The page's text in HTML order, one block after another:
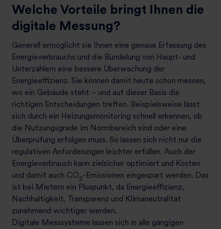
Welche Vorteile bringt Ihnen die
digitale Messung?
Generell ermöglicht sie Ihnen eine genaue Erfassung des
Energieverbrauchs und die Bündelung von Haupt- und
Unterzählern eine bessere Überwachung der
Energieeffizienz. Sie können damit heute schon messen,
wo ein Gebäude steht – und auf dieser Basis die
richtigen Entscheidungen treffen. Beispielsweise lässt
sich durch ein Heizungsmonitoring schnell erkennen, ob
die Nutzungsgrade im Normbereich sind oder eine
Überprüfung erfolgen muss. So lassen sich nicht nur die
regulativen Anforderungen leichter erfüllen. Auch der
Energieverbrauch kann zielsicher optimiert und Kosten
und damit auch CO2-Emissionen eingespart werden. Das
ist bei Mietern ein Pluspunkt, da Energieeffizienz,
Nachhaltigkeit, Transparenz und Klimaneutralität
zunehmend wichtiger werden.
Digitale Messsysteme lassen sich in alle gängigen